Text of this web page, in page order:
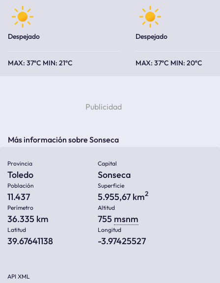
Despejado
37ºC 21ºC
Despejado
37ºC 20ºC
Más información sobre Sonseca
Provincia
Toledo
Capital
Sonseca
Población
11.437
Superficie
5.955,67 km2
Perímetro
36.335 km
Altitud
755 msnm
Latitud
39.67641138
Longitud
-3.97425527
API XML